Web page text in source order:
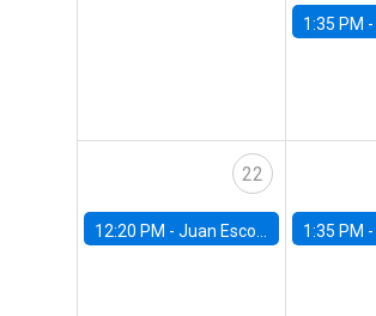
1:35 PM -
22
12:20 PM - Juan Escobar, Universidad de Chile 1:35 PM -